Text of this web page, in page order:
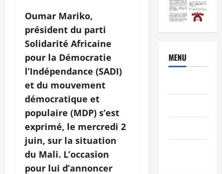
Oumar Mariko,
président du parti
Solidarité Africaine
pour la Démocratie
l’Indépendance (SADI)
et du mouvement
démocratique et
populaire (MDP) s’est
exprimé, le mercredi 2
juin, sur la situation
du Mali. L’occasion
pour lui d’annoncer
MENU